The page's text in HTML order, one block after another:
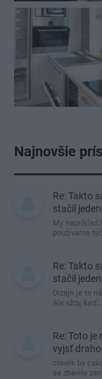
Najnovšie
Re: Takto
stačil
My napríklad
používame
Re: Takto
stačil
Dizajn je to
Ale vždy, keď…
Re: Toto
vyjsť
clovek by
sa zbavilo